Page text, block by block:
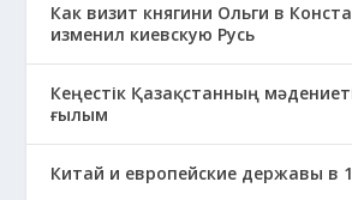
Как визит княгини Ольги в
изменил киевскую Русь
Кеңестік Қазақстанның
ғылым
Китай и европейские державы в